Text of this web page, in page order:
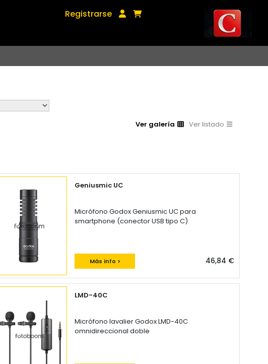
Registrarse
Ver galería Ver listado
Geniusmic UC
Micrófono Godox Geniusmic UC para
smartphone (conector USB tipo C)
Más info > 46,84 €
LMD-40C
Micrófono lavalier Godox LMD-40C
omnidireccional doble